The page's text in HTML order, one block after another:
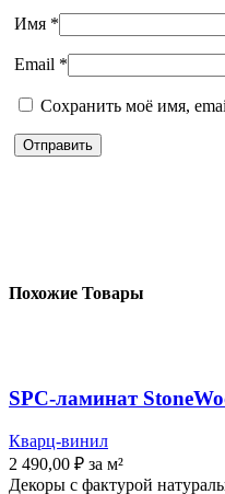
Имя *
Email *
Сохранить моё имя,
Похожие Товары
SPC-ламинат
Кварц-винил
2 490,00 ₽ за м²
Декоры с фактурой